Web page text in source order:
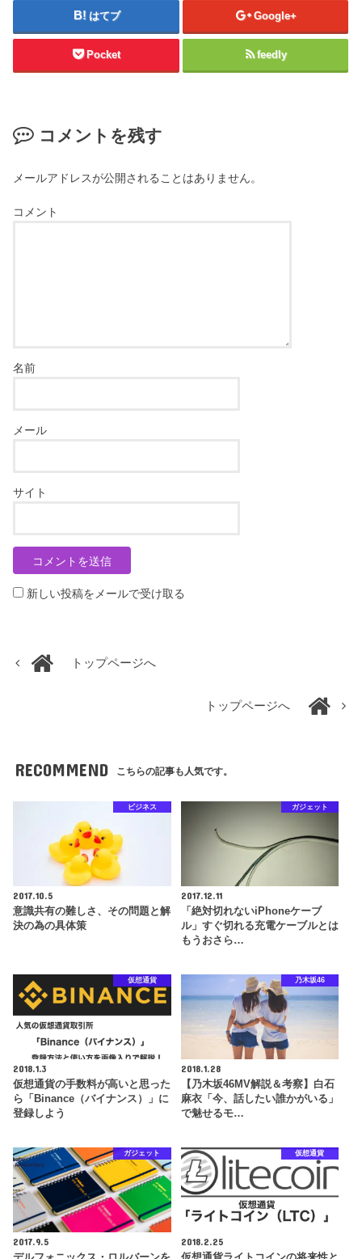
はてブ Google+
Pocket feedly
コメントを残す
メールアドレスが公開されることはありません。
コメント
名前
メール
サイト
新しい投稿をメールで受け取る
トップページへ
トップページへ
RECOMMEND こちらの記事も人気です。
ビジネス
2017.10.5
意識共有の難しさ、その問題と解
決の為の具体策
ガジェット
2017.12.11
「絶対切れないiPhoneケーブ
ル」すぐ切れる充電ケーブルとは
もうおさら…
仮想通貨
2018.1.3
仮想通貨の手数料が高いと思った
ら「Binance（バイナンス）」に
登録しよう
乃木坂46
2018.1.28
【乃木坂46MV解説＆考察】白石
麻衣「今、話したい誰かがいる」
で魅せるモ…
ガジェット
2017.9.5
仮想通貨
2018.2.25